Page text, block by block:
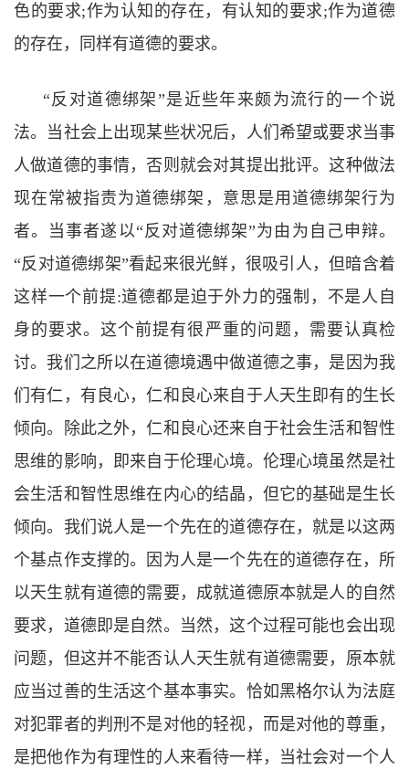
色的要求;作为认知的存在，有认知的要求;作为道德
的存在，同样有道德的要求。
“反对道德绑架”是近些年来颇为流行的一个说
法。当社会上出现某些状况后，人们希望或要求当事
人做道德的事情，否则就会对其提出批评。这种做法
现在常被指责为道德绑架，意思是用道德绑架行为
者。当事者遂以“反对道德绑架”为由为自己申辩。
“反对道德绑架”看起来很光鲜，很吸引人，但暗含着
这样一个前提:道德都是迫于外力的强制，不是人自
身的要求。这个前提有很严重的问题，需要认真检
讨。我们之所以在道德境遇中做道德之事，是因为我
们有仁，有良心，仁和良心来自于人天生即有的生长
倾向。除此之外，仁和良心还来自于社会生活和智性
思维的影响，即来自于伦理心境。伦理心境虽然是社
会生活和智性思维在内心的结晶，但它的基础是生长
倾向。我们说人是一个先在的道德存在，就是以这两
个基点作支撑的。因为人是一个先在的道德存在，所
以天生就有道德的需要，成就道德原本就是人的自然
要求，道德即是自然。当然，这个过程可能也会出现
问题，但这并不能否认人天生就有道德需要，原本就
应当过善的生活这个基本事实。恰如黑格尔认为法庭
对犯罪者的判刑不是对他的轻视，而是对他的尊重，
是把他作为有理性的人来看待一样，当社会对一个人